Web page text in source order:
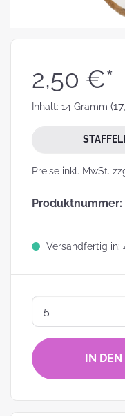
2,50 €*
Inhalt: 14 Gramm
Preise inkl. MwSt.
Produktnummer:
Versandfertig in:
IN